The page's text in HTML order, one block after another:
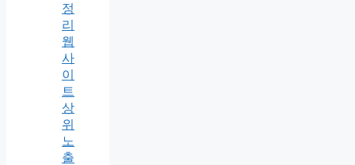
정
리
웹
사
이
트
상
위
노
출